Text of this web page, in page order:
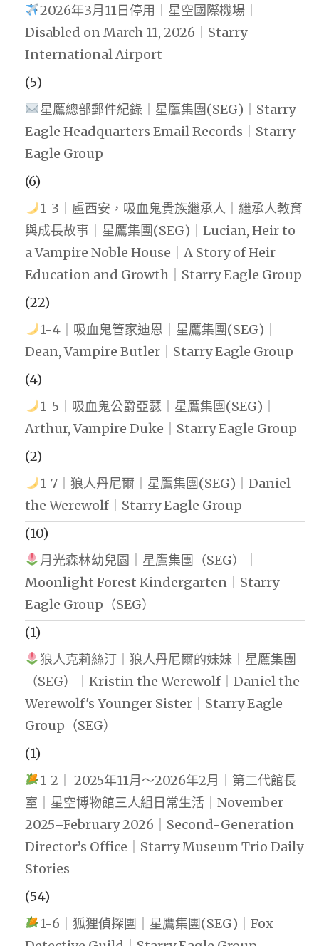
2026年3月11日停用｜星空國際機場｜
Disabled on March 11, 2026｜Starry
International Airport
(5)
星鷹總部郵件紀錄｜星鷹集團(SEG)｜Starry
Eagle Headquarters Email Records｜Starry
Eagle Group
(6)
1-3｜盧西安，吸血鬼貴族繼承人｜繼承人教育
與成長故事｜星鷹集團(SEG)｜Lucian, Heir to
a Vampire Noble House｜A Story of Heir
Education and Growth｜Starry Eagle Group
(22)
1-4｜吸血鬼管家迪恩｜星鷹集團(SEG)｜
Dean, Vampire Butler｜Starry Eagle Group
(4)
1-5｜吸血鬼公爵亞瑟｜星鷹集團(SEG)｜
Arthur, Vampire Duke｜Starry Eagle Group
(2)
1-7｜狼人丹尼爾｜星鷹集團(SEG)｜Daniel
the Werewolf｜Starry Eagle Group
(10)
月光森林幼兒園｜星鷹集團（SEG）｜
Moonlight Forest Kindergarten｜Starry
Eagle Group（SEG）
(1)
狼人克莉絲汀｜狼人丹尼爾的妹妹｜星鷹集團
（SEG）｜Kristin the Werewolf｜Daniel the
Werewolf's Younger Sister｜Starry Eagle
Group（SEG）
(1)
1-2｜ 2025年11月～2026年2月｜第二代館長
室｜星空博物館三人組日常生活｜November
2025–February 2026｜Second-Generation
Director’s Office｜Starry Museum Trio Daily
Stories
(54)
1-6｜狐狸偵探團｜星鷹集團(SEG)｜Fox